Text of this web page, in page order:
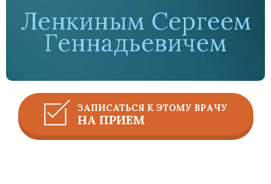
Ленкиным Сергеем
Геннадьевичем
ЗАПИСАТЬСЯ К ЭТОМУ ВРАЧУ
НА ПРИЕМ